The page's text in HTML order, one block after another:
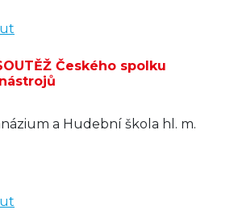
Českého spolku
a Hudební škola hl. m.